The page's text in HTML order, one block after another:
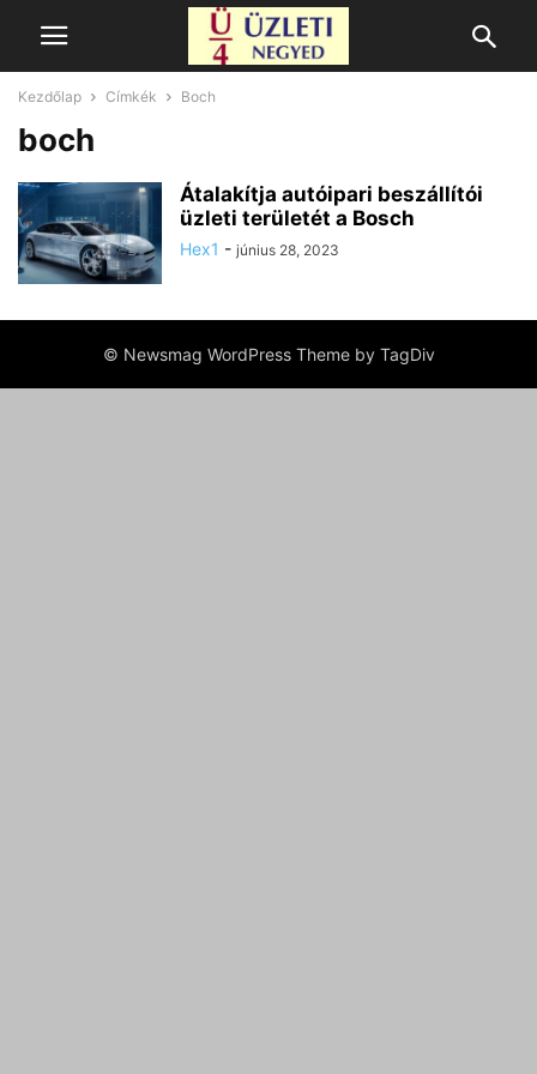
Kezdőlap Címkék Boch
boch
Átalakítja autóipari beszállítói
üzleti területét a Bosch
Hex1 - június 28, 2023
© Newsmag WordPress Theme by TagDiv